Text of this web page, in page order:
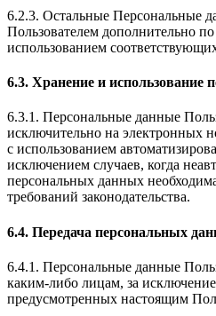
6.2.3. Остальные Персональные
Пользователем дополнительно
использованием
6.3. Хранение и использование
6.3.1. Персональные данные
исключительно на электронных
с использованием
исключением случаев, когда
персональных данных
требований законодательства.
6.4. Передача персональных
6.4.1. Персональные данные
каким-либо лицам, за
предусмотренных настоящим